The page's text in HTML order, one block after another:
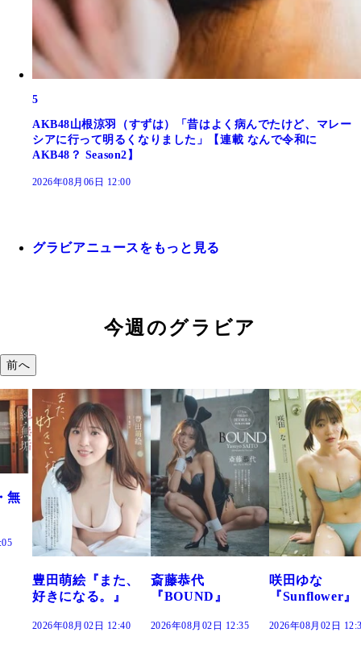
5
AKB48山根涼羽（すずは）「昔はよく病んでたけど、マレー
シアに行って明るくなりました」【連載 なんで令和に
AKB48？ Season2】
2026年08月06日 12:00
グラビアニュースをもっと見る
今週のグラビア
前へ
た、
斎藤恭代
『BOUND』
2026年08月02日 12:35
咲田ゆな
『Sunflower』
2026年08月02日 12:30
藤水咲桜『
だまり』
2026年08月02日